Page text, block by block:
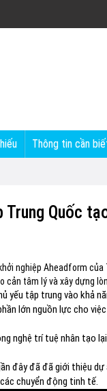
Thông tin cần
Quốc
nghiệp Aheadform
tâm lý và xây dựng
yếu tập trung vào khả
lớn nguồn lực cho
nghệ trí tuệ nhân tạo
đây đã đã giới thiệu dự
chuyển động tinh tế.